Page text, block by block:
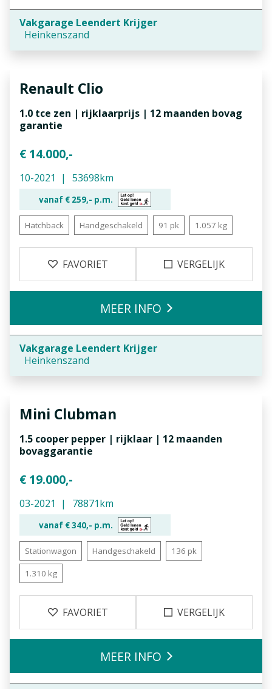
Vakgarage Leendert Krijger
Heinkenszand
Renault Clio
1.0 tce zen | rijklaarprijs | 12 maanden bovag
garantie
€ 14.000,-
10-2021 53698km
vanaf € 259,- p.m.
Hatchback Handgeschakeld 91 pk 1.057 kg
FAVORIET VERGELIJK
Vakgarage Leendert Krijger
Heinkenszand
MEER INFO
Mini Clubman
1.5 cooper pepper | rijklaar | 12 maanden
bovaggarantie
€ 19.000,-
03-2021 78871km
vanaf €340,- p.m.
Stationwagon Handgeschakeld 136 pk
1.310 kg
FAVORIET VERGELIJK
MEER INFO